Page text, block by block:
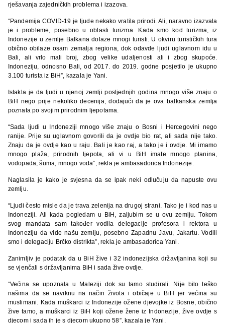
rješavanja zajedničkih problema i izazova.
“Pandemija COVID-19 je ljude nekako vratila prirodi. Ali, naravno izazvala
je i probleme, posebno u oblasti turizma. Kada smo kod turizma, iz
Indonezije u zemlje Balkana dolaze mnogi turisti. U okviru turističkih tura
obično obilaze osam zemalja regiona, dok odavde ljudi uglavnom idu u
Bali, ali vrlo mali broj, zbog velike udaljenosti ali i zbog skupoće.
Indoneziju, odnosno Bali, od 2017. do 2019. godne posjetilo je ukupno
3.100 turista iz BiH”, kazala je Yani.
Istakla je da ljudi u njenoj zemlji posljednjih godina mnogo više znaju o
BiH nego prije nekoliko decenija, dodajući da je ova balkanska zemlja
poznata po svojim prirodnim ljepotama.
“Sada ljudi u Indoneziji mnogo više znaju o Bosni i Hercegovini nego
ranije. Prije su uglavnom govorili da je ovdje bio rat, ali sada nije tako.
Znaju da je ovdje kao u raju. Bali je kao raj, a tako je i ovdje. Mi imamo
mnogo plaža, prirodnih ljepota, ali vi u BiH imate mnogo planina,
vodopada, šuma, mnogo voda”, rekla je ambasadorica Indonezije.
Naglasila je kako je svjesna da se ipak neki odlučuju da napuste ovu
zemlju.
“Ljudi često misle da je trava zelenija na drugoj strani. Tako je i kod nas u
Indoneziji. Ali kada pogledam u BiH, zaljubim se u ovu zemlju. Tokom
svog mandata sam također vodila delegacije profesora i rektora u
Indoneziju da vide našu zemlju, posebno Zapadnu Javu, Jakartu. Vodili
smo i delegaciju Brčko distrikta”, rekla je ambasadorica Yani.
Zanimljiv je podatak da u BiH žive i 32 indonezijska državljanina koji su
se vjenčali s državljanima BiH i sada žive ovdje.
“Većina se upoznala u Maleziji dok su tamo studirali. Nije bilo teško
našima da se naviknu na način života i običaje u BiH jer većina su
muslimani. Kada muškarci iz Indonezije ožene djevojke iz Bosne, obično
žive tamo, a muškarci iz BiH koji ožene žene iz Indonezije, žive ovdje s
djecom i sada ih je s djecom ukupno 58”, kazala je Yani.